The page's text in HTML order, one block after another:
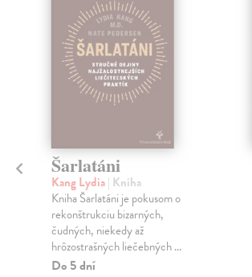
Šarlatáni
Kang Lydia| Kniha
Kniha Šarlatáni je pokusom o
rekonštrukciu bizarných,
čudných, niekedy až
hrôzostrašných liečebných ...
Do 5 dní